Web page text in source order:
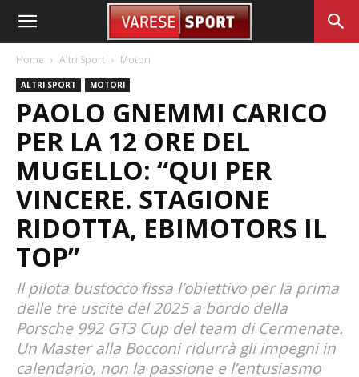
Home Altri Sport Motori
ALTRI SPORT MOTORI
PAOLO GNEMMI CARICO
PER LA 12 ORE DEL
MUGELLO: “QUI PER
VINCERE. STAGIONE
RIDOTTA, EBIMOTORS IL
TOP”
Il pilota bustocco fissa l’obiettivo per la prima
delle tre uscite del 2025 a bordo della
Porsche 992 GT3 Cup del team di Cermenate.
Un Master alla Bocconi ridurrà gli impegni in
calendario, non la passione e l’entusiasmo